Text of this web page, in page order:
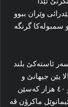
وێران ببوو
سمبولەکا گرنگە
ئاسته‌كێ بلند
بالا یێن جیهانێ و
نزیکی ١٧٠ قەشە و ئاینێ مەسیحی یێن جیهانی و ٤٠ هزار کەسێن
ماكرۆن ڤه‌